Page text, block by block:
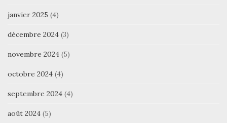
janvier 2025 (4)
décembre 2024 (3)
novembre 2024 (5)
octobre 2024 (4)
septembre 2024 (4)
août 2024 (5)